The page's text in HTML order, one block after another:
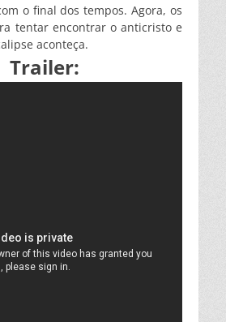
o final dos tempos. Agora, os
tentar encontrar o anticristo e
aconteça.
Trailer: